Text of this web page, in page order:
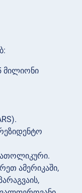
მილიონი
ამერიკაში,